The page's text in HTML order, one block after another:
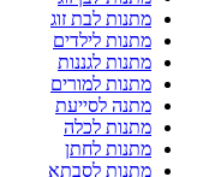
מתנות לבת זוג
מתנות לילדים
מתנות לגננות
מתנות למורים
מתנה לסייעת
מתנות לכלה
מתנות לחתן
מתנות לסבתא